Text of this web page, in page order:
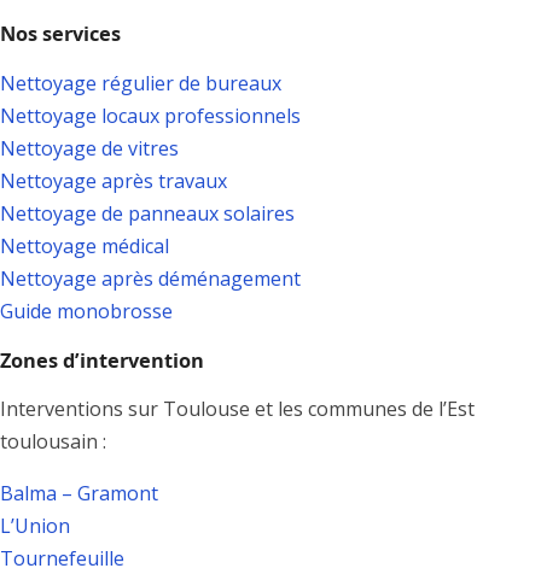
Nos services
Nettoyage régulier de bureaux
Nettoyage locaux professionnels
Nettoyage de vitres
Nettoyage après travaux
Nettoyage de panneaux solaires
Nettoyage médical
Nettoyage après déménagement
Guide monobrosse
Zones d’intervention
Interventions sur Toulouse et les communes de l’Est
toulousain :
Balma – Gramont
L’Union
Tournefeuille